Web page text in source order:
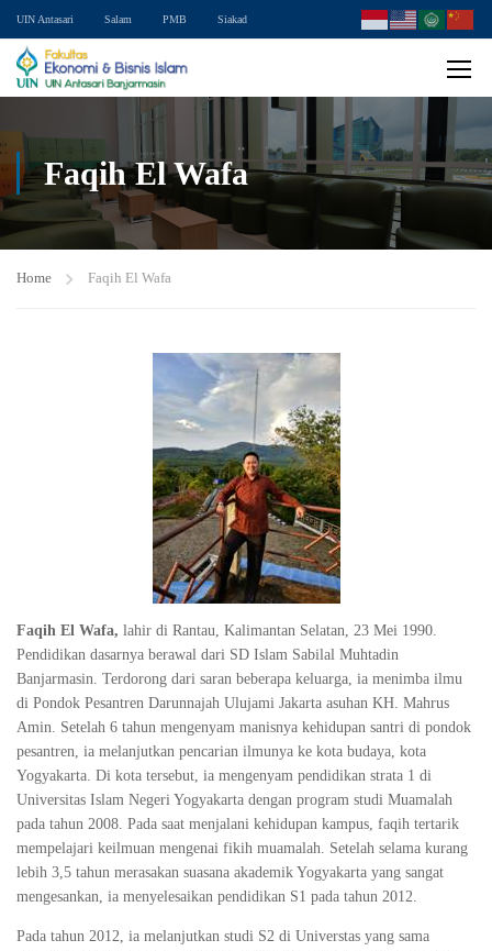
UIN Antasari Salam PMB Siakad
Faqih El Wafa
Home Faqih El Wafa
Faqih El Wafa, lahir di Rantau, Kalimantan Selatan, 23 Mei 1990.
Pendidikan dasarnya berawal dari SD Islam Sabilal Muhtadin
Banjarmasin. Terdorong dari saran beberapa keluarga, ia menimba ilmu
di Pondok Pesantren Darunnajah Ulujami Jakarta asuhan KH. Mahrus
Amin. Setelah 6 tahun mengenyam manisnya kehidupan santri di pondok
pesantren, ia melanjutkan pencarian ilmunya ke kota budaya, kota
Yogyakarta. Di kota tersebut, ia mengenyam pendidikan strata 1 di
Universitas Islam Negeri Yogyakarta dengan program studi Muamalah
pada tahun 2008. Pada saat menjalani kehidupan kampus, faqih tertarik
mempelajari keilmuan mengenai fikih muamalah. Setelah selama kurang
lebih 3,5 tahun merasakan suasana akademik Yogyakarta yang sangat
mengesankan, ia menyelesaikan pendidikan S1 pada tahun 2012.
Pada tahun 2012, ia melanjutkan studi S2 di Universtas yang sama